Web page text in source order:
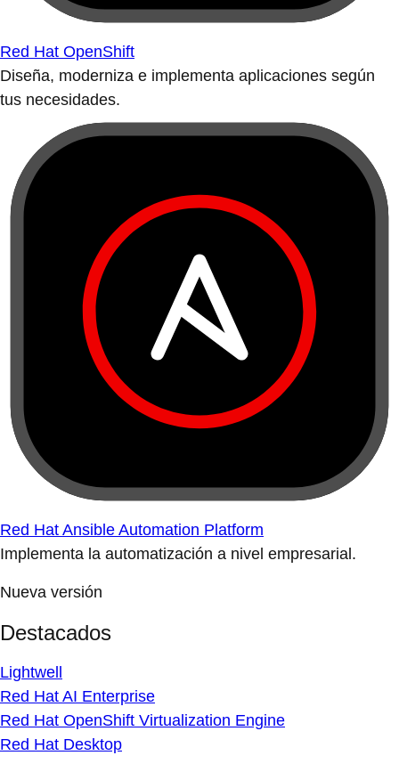
Red Hat OpenShift
Diseña, moderniza e implementa aplicaciones según
tus necesidades.
Red Hat Ansible Automation Platform
Implementa la automatización a nivel empresarial.
Nueva versión
Destacados
Lightwell
Red Hat AI Enterprise
Red Hat OpenShift Virtualization Engine
Red Hat Desktop